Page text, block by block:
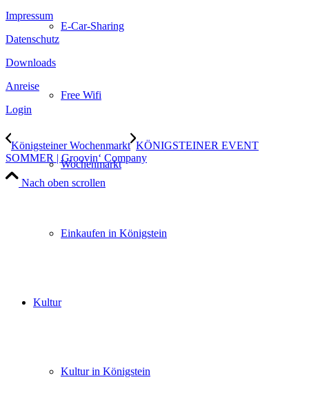
E-Car-Sharing
Free Wifi
Wochenmarkt
Einkaufen in Königstein
Kultur
Kultur in Königstein
Impressum
Datenschutz
Downloads
Anreise
Login
Königsteiner Wochenmarkt KÖNIGSTEINER EVENT
SOMMER | Groovin‘ Company
Nach oben scrollen